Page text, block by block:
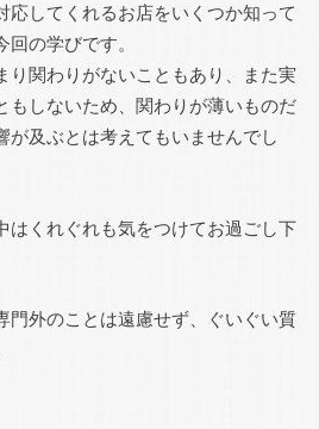
応してくれるお店をいくつか知って
の学びです。
り関わりがないこともあり、また実
もしないため、関わりが薄いものだ
が及ぶとは考えてもいませんでし
はくれぐれも気をつけてお過ごし下
門外のことは遠慮せず、ぐいぐい質